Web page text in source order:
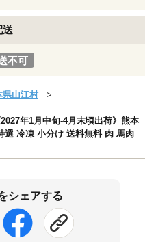
送
不可
県山江村
年1月中旬-4月末頃出荷》熊本
選 冷凍 小分け 送料無料 肉 馬肉
シェアする